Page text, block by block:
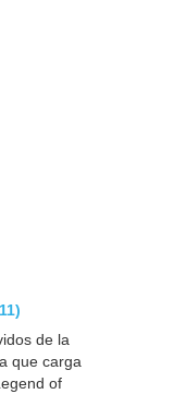
de la
que carga
of